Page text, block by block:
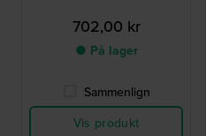
702,00 kr
● På lager
Sammenlign
Vis produkt